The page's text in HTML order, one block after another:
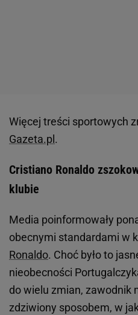
Więcej treści sportowych
Gazeta.pl .
Cristiano Ronaldo
klubie
Media poinformowały
obecnymi standardami w
Ronaldo. Choć było to
nieobecności
do wielu zmian, zawodnik
zdziwiony sposobem, w